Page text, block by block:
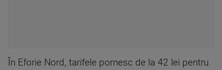
În Eforie Nord, tarifele pornesc de la 42 lei pentru